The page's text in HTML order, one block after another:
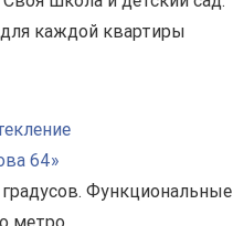
каждой квартиры
64»
Функциональные
метро